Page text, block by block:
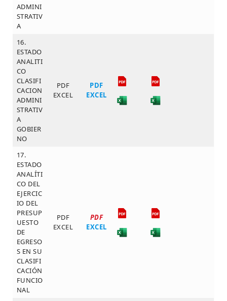
ADMINI
STRATIV
A
16.
ESTADO
ANALITI
CO
CLASIFI
CACION
ADMINI
STRATIV
A
GOBIER
NO
PDF
EXCEL
PDF
EXCEL
17.
ESTADO
ANALÍTI
CO DEL
EJERCIC
IO DEL
PRESUP
UESTO
DE
EGRESO
S EN SU
CLASIFI
CACIÓN
FUNCIO
NAL
PDF
EXCEL
PDF
EXCEL